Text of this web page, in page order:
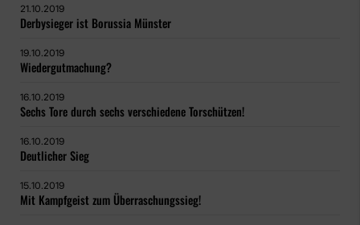
21.10.2019
Derbysieger ist Borussia Münster
19.10.2019
Wiedergutmachung?
16.10.2019
Sechs Tore durch sechs verschiedene Torschützen!
16.10.2019
Deutlicher Sieg
15.10.2019
Mit Kampfgeist zum Überraschungssieg!